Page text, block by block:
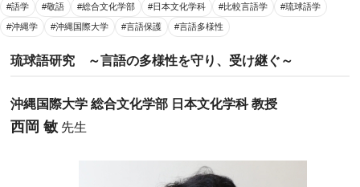
#語学 #敬語 #総合文化学部 #日本文化学科 #比較言語学 #琉球語学
#沖縄学 #沖縄国際大学 #言語保護 #言語多様性
琉球語研究 ～言語の多様性を守り、受け継ぐ～
沖縄国際大学 総合文化学部 日本文化学科 教授
西岡 敏 先生